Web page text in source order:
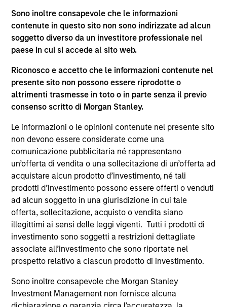
Sono inoltre consapevole che le informazioni
contenute in questo sito non sono indirizzate ad alcun
soggetto diverso da un investitore professionale nel
paese in cui si accede al sito web.
Riconosco e accetto che le informazioni contenute nel
presente sito non possono essere riprodotte o
altrimenti trasmesse in toto o in parte senza il previo
consenso scritto di Morgan Stanley.
Le informazioni o le opinioni contenute nel presente sito
non devono essere considerate come una
comunicazione pubblicitaria né rappresentano
un’offerta di vendita o una sollecitazione di un’offerta ad
acquistare alcun prodotto d’investimento, né tali
prodotti d’investimento possono essere offerti o venduti
ad alcun soggetto in una giurisdizione in cui tale
offerta, sollecitazione, acquisto o vendita siano
illegittimi ai sensi delle leggi vigenti. Tutti i prodotti di
investimento sono soggetti a restrizioni dettagliate
associate all’investimento che sono riportate nel
prospetto relativo a ciascun prodotto di investimento.
Sono inoltre consapevole che Morgan Stanley
Investment Management non fornisce alcuna
Le informazioni relative agli aspetti di sostenibilità del
Comparto e una sintesi dei diritti degli investitori sono
disponibili sul sito web sopra indicato.
visione del “Modulo completo di sottoscrizione” (Extended
Application Form), mentre la sezione “Informazioni
supplementari per Hong Kong” (“Additional Information for
Hong Kong Investors”) all’interno del Prospetto riguarda
specificamente gli investitori di Hong Kong. Copie gratuite
documento contenente informazioni chiave per gli
investitori (KID o KIID), dello statuto e delle relazioni
annuali e semestrali e ulteriori informazioni possono
essere ottenute dal rappresentante in Svizzera. Il
rappresentante in Svizzera è Carnegie Fund Services S.A.,
11, rue du Général-Dufour, 1204 Ginevra. L’agente pagatore
in Svizzera è Banque Cantonale de Genève, 17, quai de l’Ile,
1204 Ginevra.
Se la società di gestione del Comparto in questione decide
di cessare l’accordo di commercializzazione del Comparto
in un Paese del SEE in cui esso è registrato per la vendita,
lo farà nel rispetto delle norme OICVM.
Per i termini e le definizioni riguardanti il comparto si
Tutti i dati di performance sono calcolati in base al valore
del patrimonio netto (NAV), al netto delle spese, e non